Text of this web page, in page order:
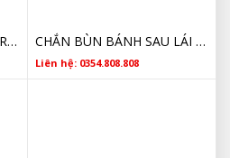
CHỔI GẠT MƯA TRƯỚC TRÁI MAZDA BT50 1D0067330A CHẮN BÙN BÁNH SAU LÁI MAZDA BT50 1D0251880A CHÍNH HÃNG
Liên hệ: 0354.808.808